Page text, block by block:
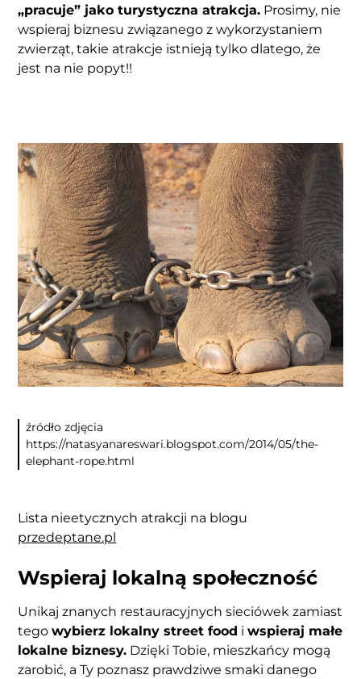
„pracuje” jako turystyczna atrakcja. Prosimy, nie
wspieraj biznesu związanego z wykorzystaniem
zwierząt, takie atrakcje istnieją tylko dlatego, że
jest na nie popyt!!
źródło zdjęcia
https://natasyanareswari.blogspot.com/2014/05/the-
elephant-rope.html
Lista nieetycznych atrakcji na blogu
przedeptane.pl
Wspieraj lokalną społeczność
Unikaj znanych restauracyjnych sieciówek zamiast
tegowybierz lokalny street food iwspieraj małe
lokalne biznesy. Dzięki Tobie, mieszkańcy mogą
zarobić, a Ty poznasz prawdziwe smaki danego